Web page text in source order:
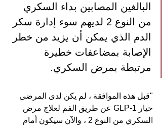
البالغين المصابين بداء السكري
من النوع 2 لديهم سوء إدارة سكر
الدم الذي يمكن أن يزيد من خطر
الإصابة بمضاعفات خطيرة
مرتبطة بمرض السكري.
"قبل هذه الموافقة ، لم يكن لدى المرضى
خيار GLP-1 عن طريق الفم لعلاج مرض
السكري من النوع 2 ، والآن سيكون أمام